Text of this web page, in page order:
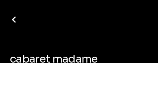
cabaret madame